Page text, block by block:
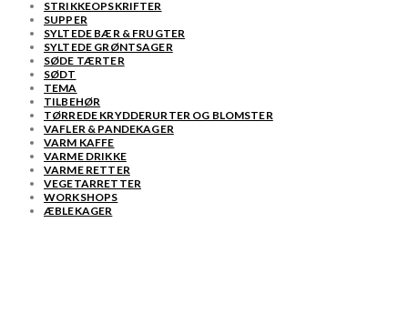
STRIKKEOPSKRIFTER
SUPPER
SYLTEDE BÆR & FRUGTER
SYLTEDE GRØNTSAGER
SØDE TÆRTER
SØDT
TEMA
TILBEHØR
TØRREDE KRYDDERURTER OG BLOMSTER
VAFLER & PANDEKAGER
VARM KAFFE
VARME DRIKKE
VARME RETTER
VEGETARRETTER
WORKSHOPS
ÆBLEKAGER